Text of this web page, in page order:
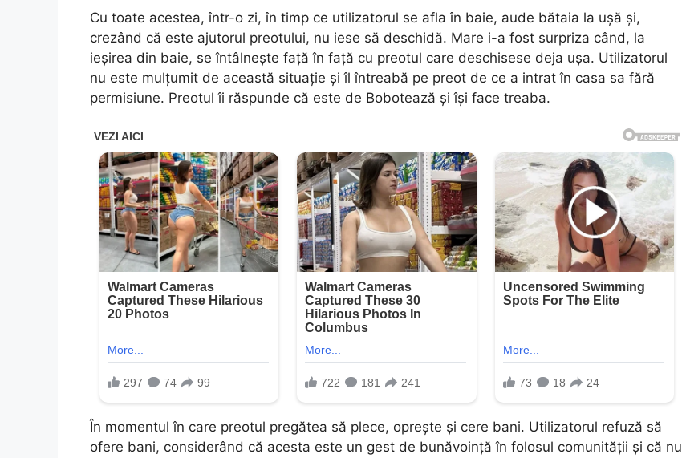
Cu toate acestea, într-o zi, în timp ce utilizatorul se afla în baie, aude bătaia la ușă și,
crezând că este ajutorul preotului, nu iese să deschidă. Mare i-a fost surpriza când, la
ieșirea din baie, se întâlnește față în față cu preotul care deschisese deja ușa. Utilizatorul
nu este mulțumit de această situație și îl întreabă pe preot de ce a intrat în casa sa fără
permisiune. Preotul îi răspunde că este de Bobotează și își face treaba.
În momentul în care preotul pregătea să plece, oprește și cere bani. Utilizatorul refuză să
ofere bani, considerând că acesta este un gest de bunăvoință în folosul comunității și că nu